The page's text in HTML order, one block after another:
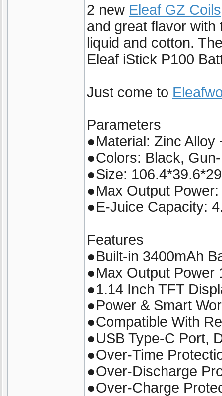
2 new Eleaf GZ Coils
and great flavor with
liquid and cotton.
Eleaf iStick P100
Just come to
Parameters
●Material: Zinc Alloy
●Colors: Black,
●Size:
●Max Output Power:
●E-Juice Capacity:
Features
●Built-in 3400mAh
●Max Output Power
●1.14 Inch TFT
●Power & Smart
●Compatible With
●USB Type-C Port,
●Over-Time
●Over-Discharge
●Over-Charge